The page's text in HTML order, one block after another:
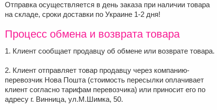
Отправка осуществляется в день заказа при наличии товара
на складе, сроки доставки по Украине 1-2 дня!
Процесс обмена и возврата товара
1. Клиент сообщает продавцу об обмене или возврате товара.
2. Клиент отправляет товар продавцу через компанию-
перевозчик Нова Пошта (стоимость пересылки оплачивает
клиент согласно тарифам перевозчика) или приносит его по
адресу г. Винница, ул.М.Шимка, 50.